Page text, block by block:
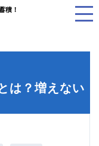
積！
は？増えない